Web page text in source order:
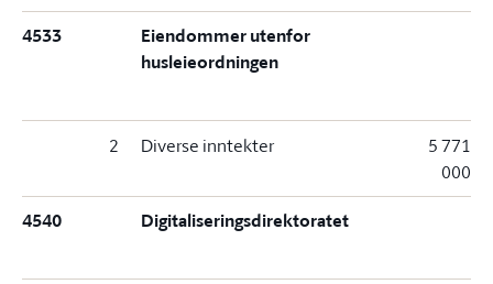
4533
Eiendommer utenfor
husleieordningen
2 Diverse inntekter
5 771
000
4540 Digitaliseringsdirektoratet